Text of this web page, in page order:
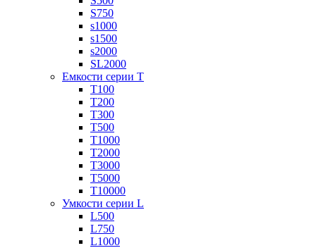
S750
s1000
s1500
s2000
SL2000
Емкости серии Т
Т100
Т200
Т300
Т500
Т1000
Т2000
Т3000
Т5000
Т10000
Умкости серии L
L500
L750
L1000